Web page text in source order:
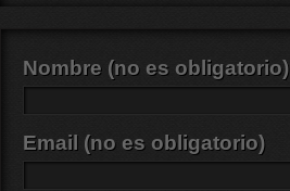
Nombre (no es obligatorio)
Email (no es obligatorio)